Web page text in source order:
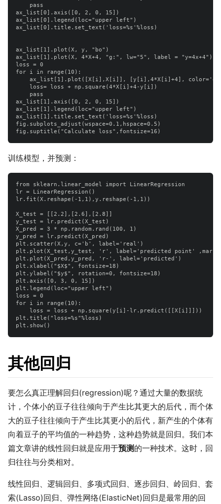
    pass
ax_list[0].axis([0, 2, 0, 15])
ax_list[0].legend(loc="upper left")
ax_list[0].title.set_text('loss=%s'%loss)
ax_list[1].plot(X, y, "bo")
ax_list[1].plot(X, 4*X+4, "g:", lw="5", label = "y=4x+4")
loss = 0
for i in range(10):
ax_list[1].plot([X[i],X[i]], [y[i],4*X[i]+4],
    loss= loss + np.square(4*X[i]+4-y[i])
    pass
ax_list[1].axis([0, 2, 0, 15])
ax_list[1].legend(loc="upper left")
ax_list[1].title.set_text('loss=%s'%loss)
fig.subplots_adjust(wspace=0.1,hspace=0.5)
训练模型，并预测：
from sklearn.linear_model import LinearRegression
lr = LinearRegression()
lr.fit(X.reshape(-1,1),y.reshape(-1,1))
X_test = [[2.2],[2.6],[2.8]]
y_test = lr.predict(X_test)
X_pred = 3 * np.random.rand(100, 1)
y_pred = lr.predict(X_pred)
plt.scatter(X,y, c='b', label='real')
plt.plot(X_test,y_test, 'r', label='predicted point'
plt.plot(X_pred,y_pred, 'r-', label='predicted')
plt.xlabel("$X$", fontsize=18)
plt.ylabel("$y$", rotation=0, fontsize=18)
plt.axis([0, 3, 0, 15])
plt.legend(loc="upper left")
loss = 0
for i in range(10):
    loss = loss + np.square(y[i]-lr.predict([[X[i]]]))
plt.title("loss=%s"%loss)
其他回归
要怎么真正理解回归(regression)呢？通过大量的数据统
计，个体小的豆子往往倾向于产生比其更大的后代，而个体
大的豆子往往倾向于产生比其更小的后代，新产生的个体有
向着豆子的平均值的一种趋势，这种趋势就是回归。我们本
篇文章讲的线性回归就是应用于预测 的一种技术。这时，回
归往往与分类相对。
线性回归、逻辑回归、多项式回归、逐步回归、岭回归、套
索(Lasso)回归、弹性网络(ElasticNet)回归是最常用的回